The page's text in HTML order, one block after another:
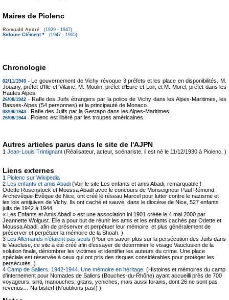
Maires de Piolenc
Romuald André
(1929 - 1947)
Sidoine Clément * (1947 - 1965)
Chronologie
02/11/1940 - Le gouvernement de Vichy révoque 3 préfets et les place en disponibilités. M.
Jouany, préfet d'Ille-et-Vilaine, M. Moulin, préfet d'Eure-et-Loir, et M. Morel, préfet dans les
Hautes Alpes.
26/08/1942 - Rafle des Juifs étrangers par la police de Vichy dans les Alpes-Maritimes, les
Basses-Alpes (54 personnes) et la principauté de Monaco.
08/09/1943 - Rafle des Juifs par la Gestapo dans les Alpes-Maritimes.
26/08/1944 - Piolenc est libéré par les troupes américaines.
Autres articles parus dans le site de l'AJPN
1 Jean-Louis Trintignant (Réalisateur, acteur, scénariste, il est né le 11/12/1930 à Piolenc. )
Liens externes
1 Piolenc sur Wikipedia
2 Les enfants et amis Abadi (Voir le site Les enfants et amis Abadi, remarquable !
Odette Rosenstock et Moussa Abadi avec le concours de Monseigneur Paul Rémond,
Archevêque-Évêque de Nice, ont créé le réseau Marcel pour lutter contre le nazisme et
les lois antijuives de Vichy. Ils ont caché et sauvé, dans le diocèse de Nice, 527 enfants
juifs de 1942 à 1944.
« Les Enfants et Amis Abadi » est une association loi 1901 créée le 4 mai 2000 par
Jeannette Wolgust. Elle a pour but de réunir les amis et les enfants cachés par Odette et
Moussa Abadi, afin de préserver et perpétuer leur mémoire, et plus généralement de
préserver et perpétuer la mémoire de la Shoah. )
3 Les Allemands n’étaient pas seuls (Pour en savoir plus sur la persécution des Juifs dans
le Vaucluse, ce site a été créé afin d’essayer de déterminer le visage Vauclusien de la
solution finale, dénombrer les victimes et identifier les auteurs du crime. Une place
spéciale est réservée à ceux qui ont pris des risques considérables pour protéger les
persécutés. )
4 Camp de Saliers. 1942-1944. Une mémoire en héritage. (Histoires et mémoires du camp
d'internement pour Nomades de Saliers (Bouches-du-Rhône) ayant accueilli près de 700
voyageurs, sinti, manouches, gitans, yeniches, mais aussi forains, dont 26 ne sont pas
revenus… Na bister! (N'oublions pas!) )